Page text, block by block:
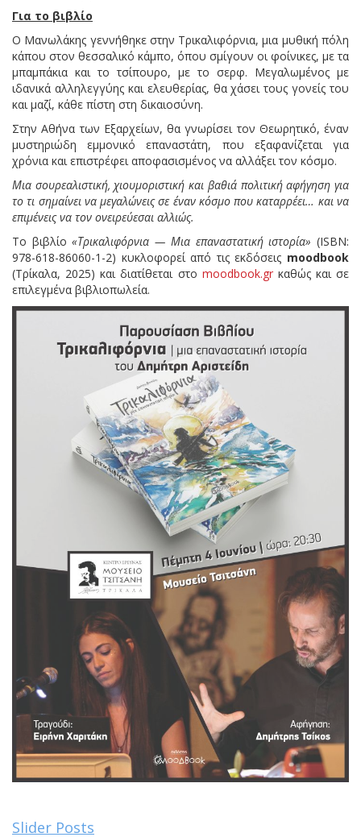
Για το βιβλίο
Ο Μανωλάκης γεννήθηκε στην Τρικαλιφόρνια, μια μυθική πόλη
κάπου στον θεσσαλικό κάμπο, όπου σμίγουν οι φοίνικες, με τα
μπαμπάκια και το τσίπουρο, με το σερφ. Μεγαλωμένος με
ιδανικά αλληλεγγύης και ελευθερίας, θα χάσει τους γονείς του
και μαζί, κάθε πίστη στη δικαιοσύνη.
Στην Αθήνα των Εξαρχείων, θα γνωρίσει τον Θεωρητικό, έναν
μυστηριώδη εμμονικό επαναστάτη, που εξαφανίζεται για
χρόνια και επιστρέφει αποφασισμένος να αλλάξει τον κόσμο.
Μια σουρεαλιστική, χιουμοριστική και βαθιά πολιτική αφήγηση για
το τι σημαίνει να μεγαλώνεις σε έναν κόσμο που καταρρέει… και να
επιμένεις να τον ονειρεύεσαι αλλιώς.
Το βιβλίο«Τρικαλιφόρνια — Μια επαναστατική ιστορία» (ISBN:
978-618-86060-1-2) κυκλοφορεί από τις εκδόσεις moodbook
(Τρίκαλα, 2025) και διατίθεται στο moodbook.grκαθώς και σε
επιλεγμένα βιβλιοπωλεία.
Slider Posts